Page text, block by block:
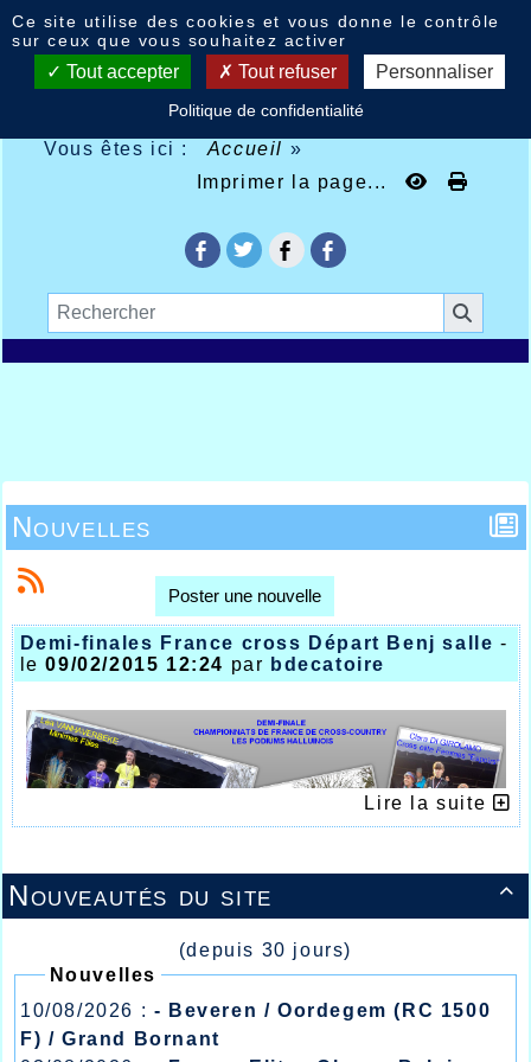
Vous êtes ici : Accueil »
Imprimer la page...

Nouveautés du site
(depuis 30 jours)
Nouvelles
10/08/2026 : - Beveren / Oordegem (RC 1500
F) / Grand Bornant
Nouvelles
Poster une nouvelle
Demi-finales France cross Départ Benj salle -
le09/02/2015 12:24 par bdecatoire
2 TITRES  3 PODIUMS  8 QUALIFIES
POUR LES CHAMPIONNATS DE FRANCE
DE CROSS-COUNTRY
Lire la suite
Ce site utilise des cookies et vous donne le contrôle
sur ceux que vous souhaitez activer
Tout accepter Tout refuser Personnaliser
Politique de confidentialité